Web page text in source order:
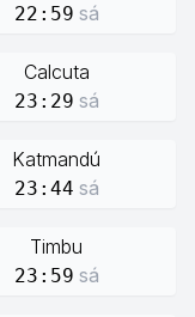
22:59 sá
Calcuta
23:29 sá
Katmandú
23:44 sá
Timbu
23:59 sá